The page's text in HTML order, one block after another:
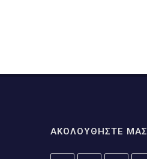
ΑΚΟΛΟΥΘΗΣΤΕ ΜΑΣ